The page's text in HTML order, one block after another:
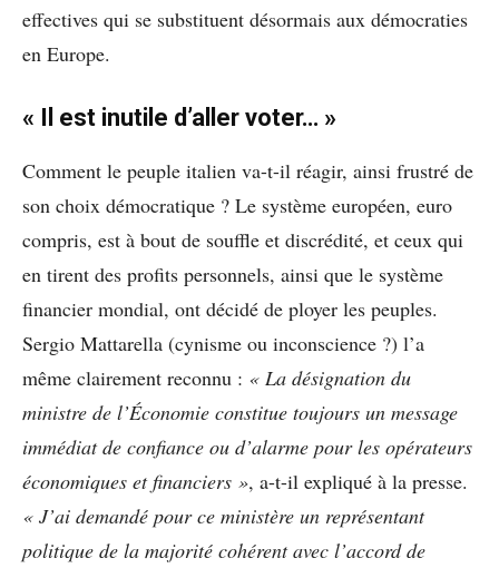
effectives qui se substituent désormais aux démocraties
en Europe.
« Il est inutile d’aller voter… »
Comment le peuple italien va-t-il réagir, ainsi frustré de
son choix démocratique ? Le système européen, euro
compris, est à bout de souffle et discrédité, et ceux qui
en tirent des profits personnels, ainsi que le système
financier mondial, ont décidé de ployer les peuples.
Sergio Mattarella (cynisme ou inconscience ?) l’a
même clairement reconnu : « La désignation du
ministre de l’Économie constitue toujours un message
immédiat de confiance ou d’alarme pour les opérateurs
économiques et financiers », a-t-il expliqué à la presse.
« J’ai demandé pour ce ministère un représentant
politique de la majorité cohérent avec l’accord de